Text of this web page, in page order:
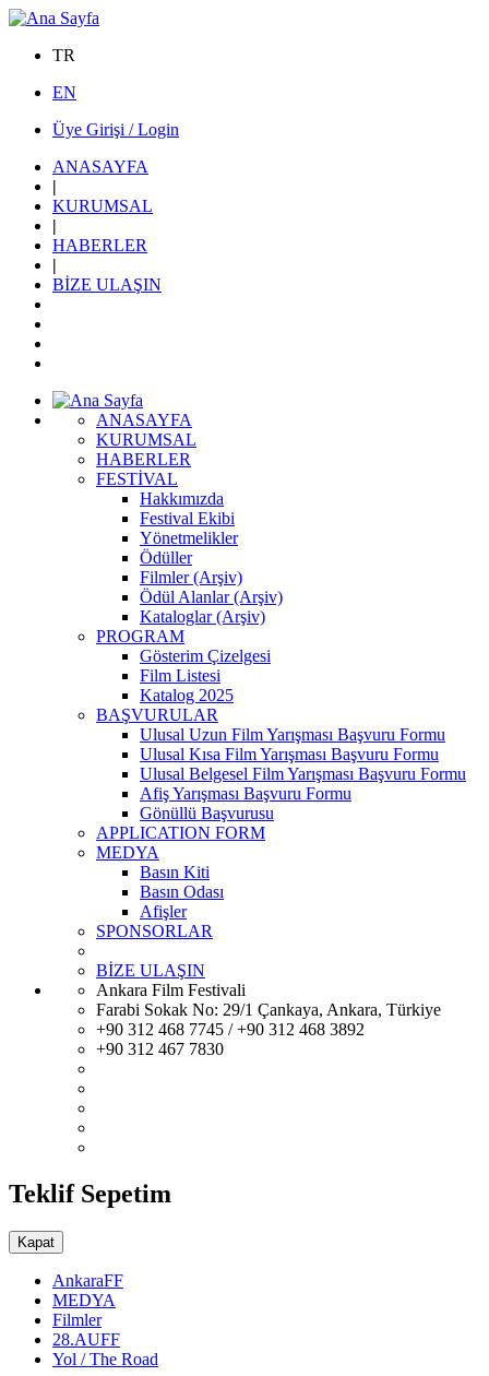
TR
EN
Üye Girişi / Login
ANASAYFA
|
KURUMSAL
|
HABERLER
|
BİZE ULAŞIN
ANASAYFA
KURUMSAL
HABERLER
FESTİVAL
Hakkımızda
Festival Ekibi
Yönetmelikler
Ödüller
Filmler (Arşiv)
Ödül Alanlar (Arşiv)
Kataloglar (Arşiv)
PROGRAM
Gösterim Çizelgesi
Film Listesi
Katalog 2025
BAŞVURULAR
Ulusal Uzun Film Yarışması Başvuru Formu
Ulusal Kısa Film Yarışması Başvuru Formu
Ulusal Belgesel Film Yarışması Başvuru Formu
Afiş Yarışması Başvuru Formu
Gönüllü Başvurusu
APPLICATION FORM
MEDYA
Basın Kiti
Basın Odası
Afişler
SPONSORLAR
BİZE ULAŞIN
Ankara Film Festivali
Farabi Sokak No: 29/1 Çankaya, Ankara, Türkiye
+90 312 468 7745 / +90 312 468 3892
+90 312 467 7830
Teklif Sepetim
Kapat
AnkaraFF
MEDYA
Filmler
28.AUFF
Yol / The Road